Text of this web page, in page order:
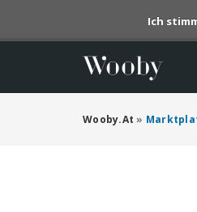
Ich
Wooby.at »